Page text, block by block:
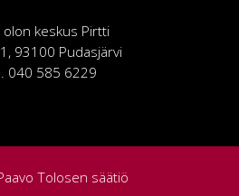
olon keskus Pirtti
93100 Pudasjärvi
040 585 6229
Tolosen säätiö